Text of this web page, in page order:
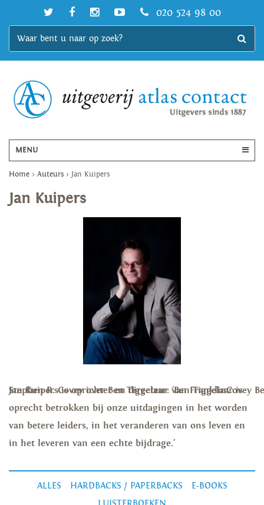
020 524 98 00
MENU
Home > Auteurs > Jan Kuipers
Jan Kuipers
Jan Kuipers is oprichter en directeur van FranklinCovey
Stephen R. Covey over Ben Tiggelaar: 'Ben Tiggelaar is
oprecht betrokken bij onze uitdagingen in het worden
van betere leiders, in het veranderen van ons leven en
in het leveren van een echte bijdrage.'
ALLES HARDBACKS / PAPERBACKS
E-BOOKS